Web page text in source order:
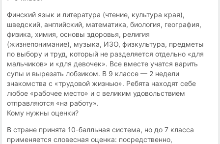
Финский язык и литература (чтение, культура края),
шведский, английский, математика, биология, география,
физика, химия, основы здоровья, религия
(жизнепонимание), музыка, ИЗО, физкультура, предметы
по выбору и труд, который не разделяется отдельно «для
мальчиков» и «для девочек». Все вместе учатся варить
супы и вырезать лобзиком. В 9 классе — 2 недели
знакомства с «трудовой жизнью». Ребята находят себе
любое «рабочее место» и с великим удовольствием
отправляются «на работу».
Кому нужны оценки?
В стране принята 10-балльная система, но до 7 класса
применяется словесная оценка: посредственно,